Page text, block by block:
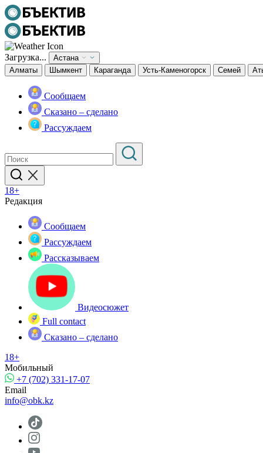
Загрузка...
Астана
Алматы
Шымкент Караганда Усть-Каменогорск Семей
Сообщаем
Сказано – сделано
Рассуждаем
18+
Редакция
Сообщаем
Рассуждаем
Рассказываем
Видеосюжет
Full contact
Сказано – сделано
18+
Мобильный
+7 (702) 331-17-07
Email
info@obk.kz